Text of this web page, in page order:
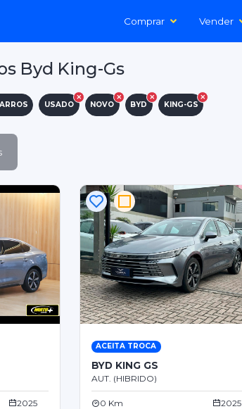
Comprar Vender
Byd King-Gs
USADO NOVO BYD KING-GS
2025
ACEITA TROCA
BYD KING GS
AUT. (HIBRIDO)
0 Km
2025